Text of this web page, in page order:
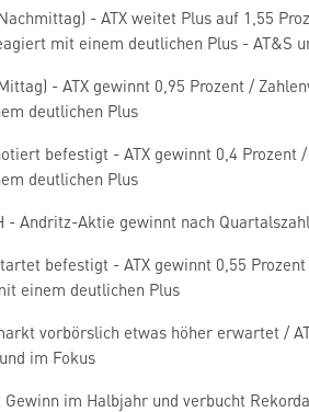
- ATX weitet Plus auf 1,55
mit einem deutlichen Plus - AT&S
- ATX gewinnt 0,95 Prozent /
deutlichen Plus
befestigt - ATX gewinnt 0,4 Prozent
deutlichen Plus
- Andritz-Aktie gewinnt nach
befestigt - ATX gewinnt 0,55
einem deutlichen Plus
vorbörslich etwas höher erwartet /
im Fokus
im Halbjahr und verbucht